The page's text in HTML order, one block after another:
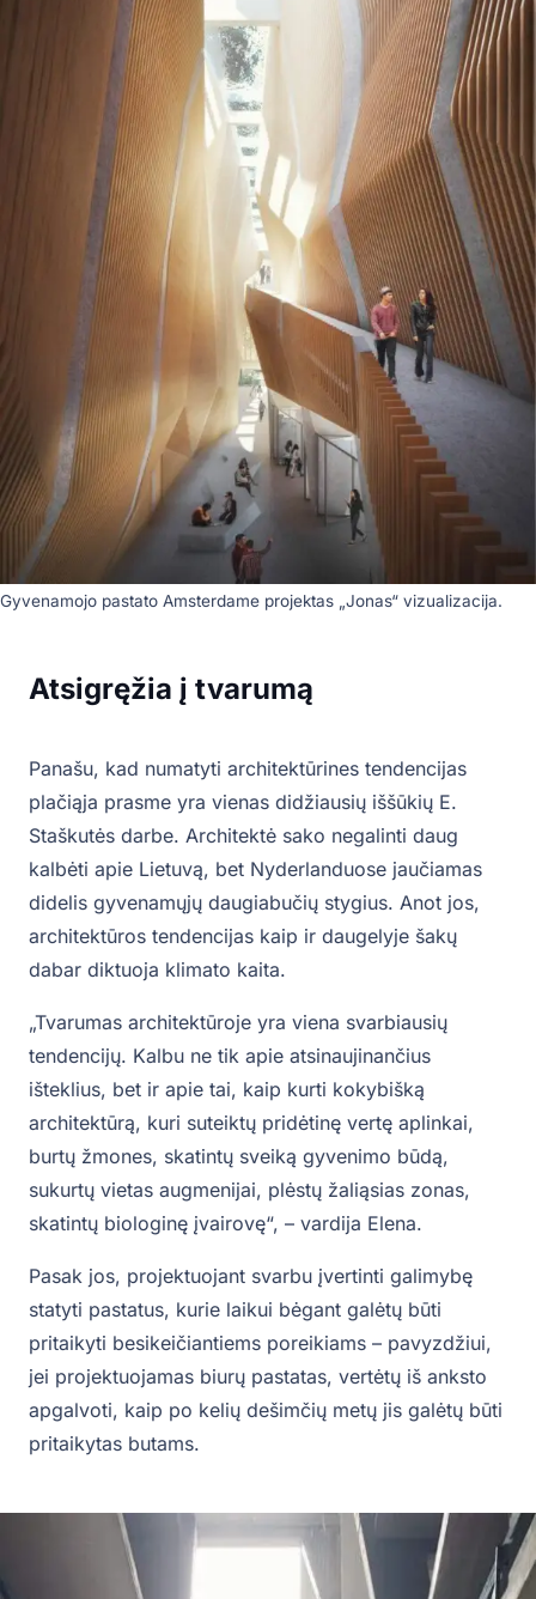
Gyvenamojo pastato Amsterdame projektas „Jonas“ vizualizacija.
Atsigręžia į tvarumą
Panašu, kad numatyti architektūrines tendencijas
plačiąja prasme yra vienas didžiausių iššūkių E.
Staškutės darbe. Architektė sako negalinti daug
kalbėti apie Lietuvą, bet Nyderlanduose jaučiamas
didelis gyvenamųjų daugiabučių stygius. Anot jos,
architektūros tendencijas kaip ir daugelyje šakų
dabar diktuoja klimato kaita.
„Tvarumas architektūroje yra viena svarbiausių
tendencijų. Kalbu ne tik apie atsinaujinančius
išteklius, bet ir apie tai, kaip kurti kokybišką
architektūrą, kuri suteiktų pridėtinę vertę aplinkai,
burtų žmones, skatintų sveiką gyvenimo būdą,
sukurtų vietas augmenijai, plėstų žaliąsias zonas,
skatintų biologinę įvairovę“, – vardija Elena.
Pasak jos, projektuojant svarbu įvertinti galimybę
statyti pastatus, kurie laikui bėgant galėtų būti
pritaikyti besikeičiantiems poreikiams – pavyzdžiui,
jei projektuojamas biurų pastatas, vertėtų iš anksto
apgalvoti, kaip po kelių dešimčių metų jis galėtų būti
pritaikytas butams.